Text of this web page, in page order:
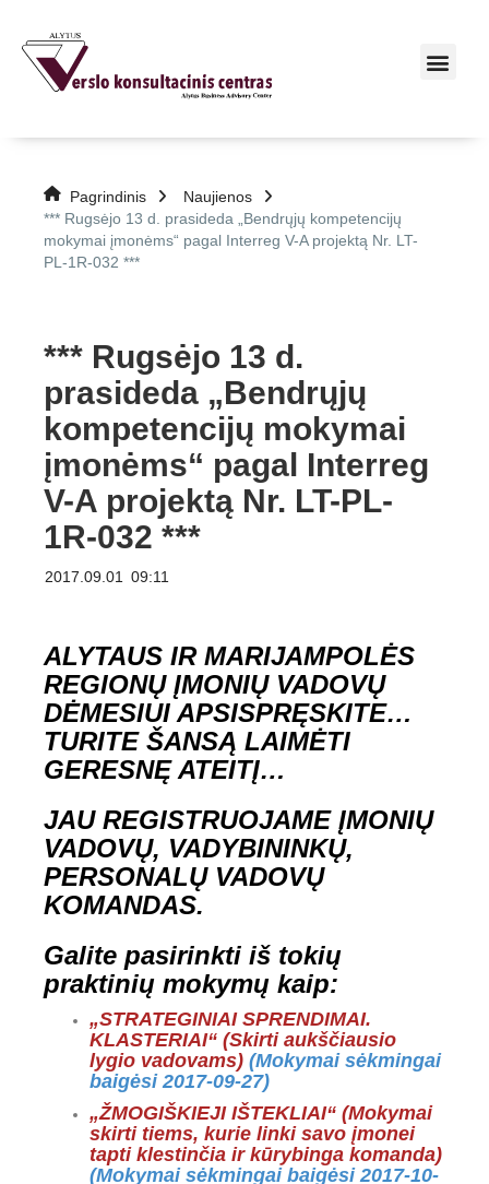
Pagrindinis
Naujienos
*** Rugsėjo 13 d. prasideda „Bendrųjų kompetencijų
mokymai įmonėms“ pagal Interreg V-A projektą Nr. LT-
PL-1R-032 ***
*** Rugsėjo 13 d.
prasideda „Bendrųjų
kompetencijų mokymai
įmonėms“ pagal Interreg
V-A projektą Nr. LT-PL-
1R-032 ***
2017.09.01 09:11
ALYTAUS IR MARIJAMPOLĖS
REGIONŲ ĮMONIŲ VADOVŲ
DĖMESIUI APSISPRĘSKITE…
TURITE ŠANSĄ LAIMĖTI
GERESNĘ ATEITĮ…
JAU REGISTRUOJAME ĮMONIŲ
VADOVŲ, VADYBININKŲ,
PERSONALŲ VADOVŲ
KOMANDAS.
Galite pasirinkti iš tokių
praktinių mokymų kaip:
„STRATEGINIAI SPRENDIMAI.
KLASTERIAI“ (Skirti aukščiausio
lygio vadovams) (Mokymai sėkmingai
baigėsi 2017-09-27)
„ŽMOGIŠKIEJI IŠTEKLIAI“ (Mokymai
skirti tiems, kurie linki savo įmonei
tapti klestinčia ir kūrybinga komanda)
(Mokymai sėkmingai baigėsi 2017-10-